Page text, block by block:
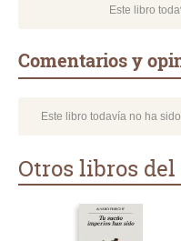
Este libro
Comentarios y
Este libro todavía no ha
Otros libros